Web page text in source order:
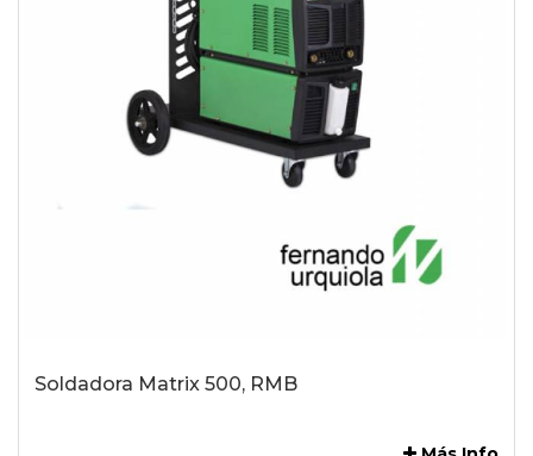
Soldadora Matrix 500, RMB